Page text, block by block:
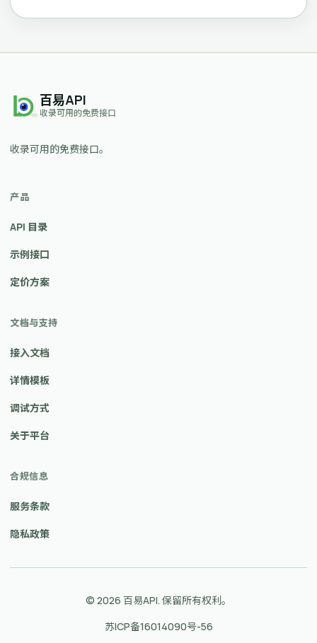
百易API
收录可用的免费接口
收录可用的免费接口。
产品
API 目录
示例接口
定价方案
文档与支持
接入文档
详情模板
调试方式
关于平台
合规信息
服务条款
隐私政策
© 2026 百易API. 保留所有权利。
苏ICP备16014090号-56